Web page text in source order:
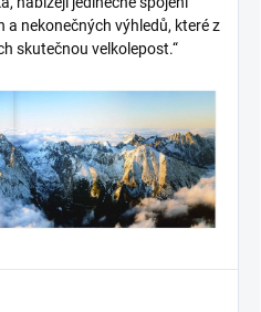
nekonečných výhledů, které z
skutečnou velkolepost.“